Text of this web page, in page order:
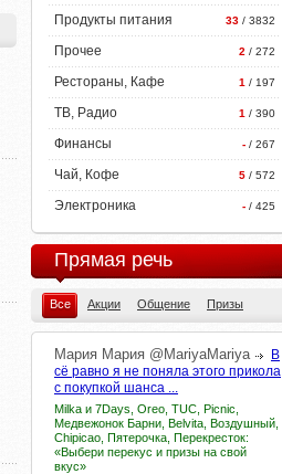
33 / 3832
Продукты питания
2 / 272
Прочее
1 / 197
Рестораны, Кафе
1 / 390
ТВ, Радио
- / 267
Финансы
5 / 572
Чай, Кофе
- / 425
Электроника
Прямая речь
Все Акции Общение Призы
Мария Мария @MariyaMariya
В
сё равно я не поняла этого прикола
с покупкой шанса ...
Milka и 7Days, Oreo, TUC, Picnic,
Медвежонок Барни, Belvita, Воздушный,
Chipicao, Пятерочка, Перекресток:
«Выбери перекус и призы на свой
вкус»